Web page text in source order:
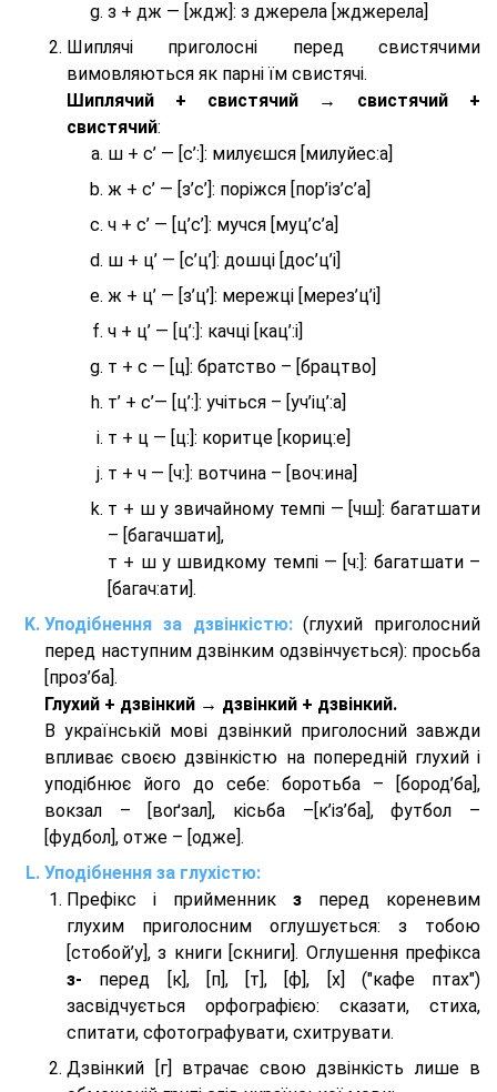
з + дж — [ждж]: з джерела [жджерела]
Шиплячі приголосні перед свистячими
вимовляються як парні їм свистячі.
Шиплячий + свистячий → свистячий +
свистячий:
ш + с’ — [с’:]: милуєшся [милуйес:а]
ж + с’ — [з’с’]: поріжся [пор’із’с’а]
ч + с’ — [ц’с’]: мучся [муц’с’а]
ш + ц’ — [с’ц’]: дошці [дос’ц’і]
ж + ц’ — [з’ц’]: мережці [мерез’ц’і]
ч + ц’ — [ц’:]: качці [кац’:і]
т + с — [ц]: братство – [брaцтво]
т’ + с’— [ц’:]: учіться – [уч’іц’:a]
т + ц — [ц:]: коритце [кориц:е]
т + ч — [ч:]: вотчина – [вoч:ина]
т + ш у звичайному темпі — [чш]: багатшати
– [багачшати],
т + ш у швидкому темпі — [ч:]: багатшати –
[багач:ати].
Уподібнення за дзвінкістю:(глухий приголосний
перед наступним дзвінким одзвінчується): просьба
[проз’ба].
Глухий + дзвінкий → дзвінкий + дзвінкий.
В українській мові дзвінкий приголосний завжди
впливає своєю дзвінкістю на попередній глухий і
уподібнює його до себе: боротьба – [бород’ба],
вокзал – [воґзал], кісьба –[к’із’ба], футбол –
[фудбол], отже – [одже].
Уподібнення за глухістю:
Префікс і прийменник з перед кореневим
глухим приголосним оглушується: з тобою
[стобой’у], з книги [скниги]. Оглушення префікса
з- перед [к], [п], [т], [ф], [х] ("кафе птах")
засвідчується орфографією: сказати, стиха,
спитати, сфотографувати, схитрувати.
Дзвінкий [г] втрачає свою дзвінкість лише в